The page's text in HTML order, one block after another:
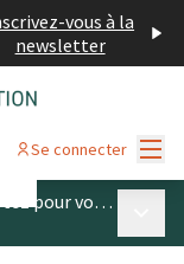
vous à la
newsletter
Se connecter
Fabriqué à Lyon (et ses alentours !) #1 : votez pour vos produits préférés